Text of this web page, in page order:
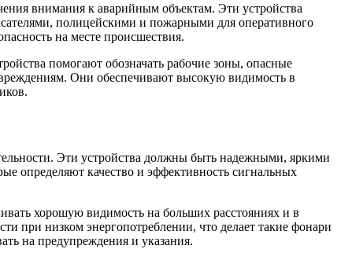
внимания к аварийным объектам. Эти устройства
полицейскими и пожарными для оперативного
на месте происшествия.
помогают обозначать рабочие зоны, опасные
Они обеспечивают высокую видимость в
Эти устройства должны быть надежными, яркими
определяют качество и эффективность сигнальных
хорошую видимость на больших расстояниях и в
при низком энергопотреблении, что делает такие фонари
на предупреждения и указания.